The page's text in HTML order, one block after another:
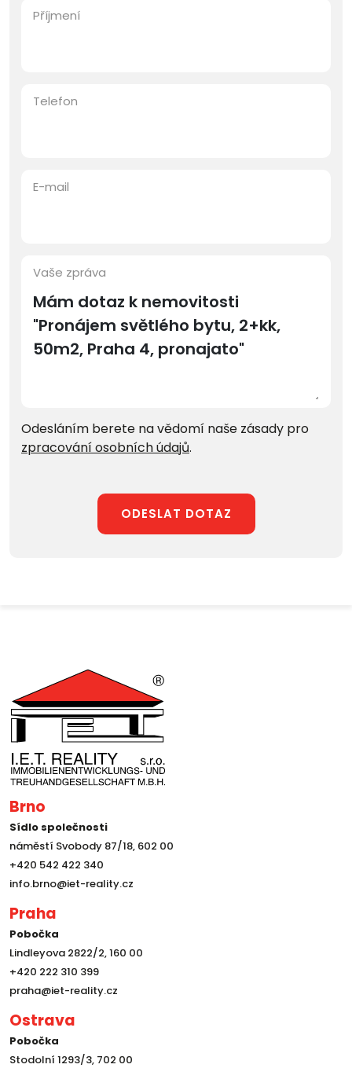
Příjmení
Telefon
E-mail
Vaše zpráva
Odesláním berete na vědomí naše zásady pro
zpracování osobních údajů.
ODESLAT DOTAZ
Brno
Sídlo společnosti
náměstí Svobody 87/18, 602 00
+420 542 422 340
info.brno@iet-reality.cz
Praha
Pobočka
Lindleyova 2822/2, 160 00
+420 222 310 399
praha@iet-reality.cz
Ostrava
Pobočka
Stodolní 1293/3, 702 00